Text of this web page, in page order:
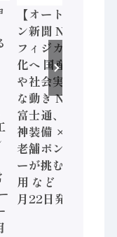
【オートメーショ
ン新聞 No.453】
フィジカルAI本格
化へ 国産AI開発
や社会実装に活発
な動き Noetra、
富士通、日立 / 兵
神装備 × HMS、
老舗ポンプメーカ
ーが挑むデータ活
用 など（2026年7
月22日発行）